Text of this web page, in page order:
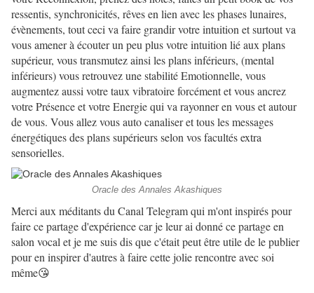
ressentis, synchronicités, rêves en lien avec les phases lunaires,
évènements, tout ceci va faire grandir votre intuition et surtout va
vous amener à écouter un peu plus votre intuition lié aux plans
supérieur, vous transmutez ainsi les plans inférieurs, (mental
inférieurs) vous retrouvez une stabilité Emotionnelle, vous
augmentez aussi votre taux vibratoire forcément et vous ancrez
votre Présence et votre Energie qui va rayonner en vous et autour
de vous. Vous allez vous auto canaliser et tous les messages
énergétiques des plans supérieurs selon vos facultés extra
sensorielles.
Oracle des Annales Akashiques
Merci aux méditants du Canal Telegram qui m'ont inspirés pour
faire ce partage d'expérience car je leur ai donné ce partage en
salon vocal et je me suis dis que c'était peut être utile de le publier
pour en inspirer d'autres à faire cette jolie rencontre avec soi
même😘